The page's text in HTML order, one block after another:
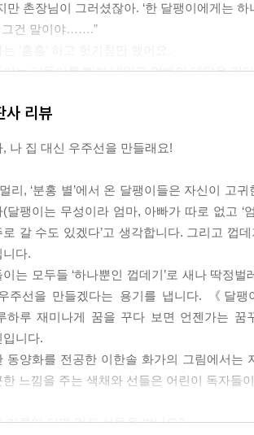
만 촌장님이 그러셨잖아. ‘한 달팽이에게는
그건 말이야…….”
이는 더듬이를 빤히 내밀고 엄빠의 대답을 기
중에서
사 리뷰
, 나 집 대신 우주선을 만들래요!
리, ‘분홍 별’에서 온 달팽이들은 자신이 고
(달팽이는 무성이라 엄마, 아빠가 따로 없고 ‘
로 갈 수도 있겠다’고 생각합니다. 그리고 껍
니다.
이는 모두들 ‘하나뿐인 껍데기’로 새나 딱정
주선을 만들겠다는 용기를 냅니다. 《달팽
하루 재미나게 꿈을 꾸다 보면 언젠가는
입니다.
동양화를 전공한 이한솔 화가의 그림에서는
한 느낌을 주는 색채와 선들은 어린이 독자들
어른이 되면 멋진 선물을 받나요?